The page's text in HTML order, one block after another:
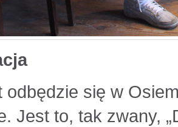
odbędzie się w
Jest to, tak zwany,